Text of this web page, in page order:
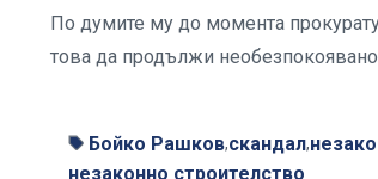
По думите му до момента
това да продължи
Бойко Рашков,скандал,
незаконно строителство